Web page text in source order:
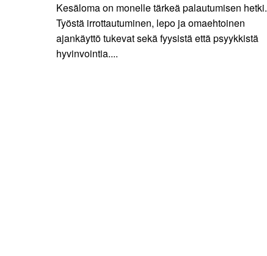
Kesäloma on monelle tärkeä palautumisen hetki.
Työstä irrottautuminen, lepo ja omaehtoinen
ajankäyttö tukevat sekä fyysistä että psyykkistä
hyvinvointia....